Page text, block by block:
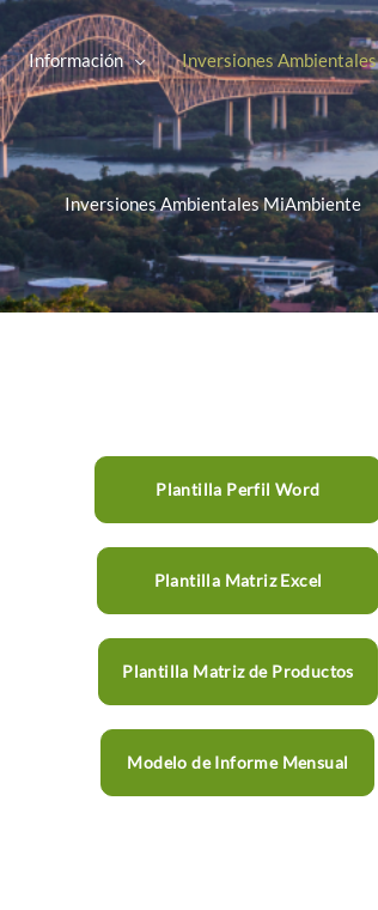
Información Inversiones Ambientales
Inversiones Ambientales MiAmbiente
Plantilla Perfil Word
Plantilla Matriz Excel
Plantilla Matriz de Productos
Modelo de Informe Mensual